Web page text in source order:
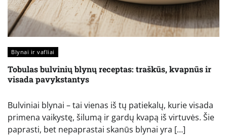
Blynai ir vafliai
Tobulas bulvinių blynų receptas: traškūs, kvapnūs ir
visada pavykstantys
Bulviniai blynai – tai vienas iš tų patiekalų, kurie visada
primena vaikystę, šilumą ir gardų kvapą iš virtuvės. Šie
paprasti, bet nepaprastai skanūs blynai yra […]